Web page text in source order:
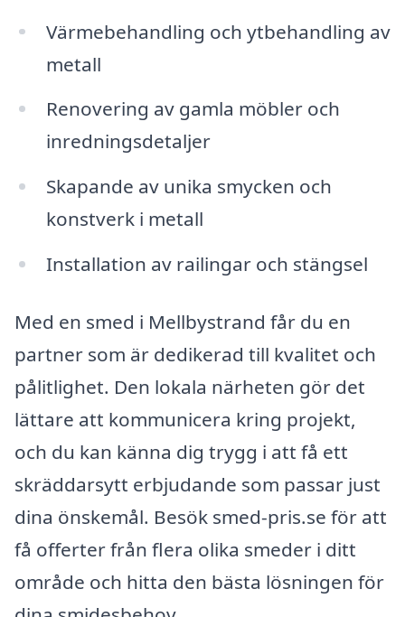
Värmebehandling och ytbehandling av
metall
Renovering av gamla möbler och
inredningsdetaljer
Skapande av unika smycken och
konstverk i metall
Installation av railingar och stängsel
Med en smed i Mellbystrand får du en
partner som är dedikerad till kvalitet och
pålitlighet. Den lokala närheten gör det
lättare att kommunicera kring projekt,
och du kan känna dig trygg i att få ett
skräddarsytt erbjudande som passar just
dina önskemål. Besök smed-pris.se för att
få offerter från flera olika smeder i ditt
område och hitta den bästa lösningen för